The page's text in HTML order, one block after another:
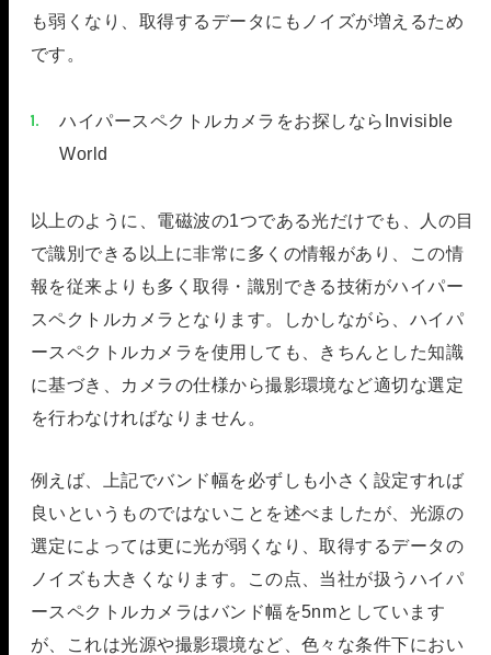
も弱くなり、取得するデータにもノイズが増えるため
です。
ハイパースペクトルカメラをお探しならInvisible
World
以上のように、電磁波の1つである光だけでも、人の目
で識別できる以上に非常に多くの情報があり、この情
報を従来よりも多く取得・識別できる技術がハイパー
スペクトルカメラとなります。しかしながら、ハイパ
ースペクトルカメラを使用しても、きちんとした知識
に基づき、カメラの仕様から撮影環境など適切な選定
を行わなければなりません。
例えば、上記でバンド幅を必ずしも小さく設定すれば
良いというものではないことを述べましたが、光源の
選定によっては更に光が弱くなり、取得するデータの
ノイズも大きくなります。この点、当社が扱うハイパ
ースペクトルカメラはバンド幅を5nmとしています
が、これは光源や撮影環境など、色々な条件下におい